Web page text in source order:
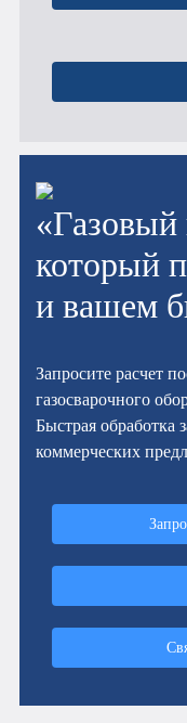
который
и вашем
Запросите расчет
газосварочного
Быстрая обработка
коммерческих